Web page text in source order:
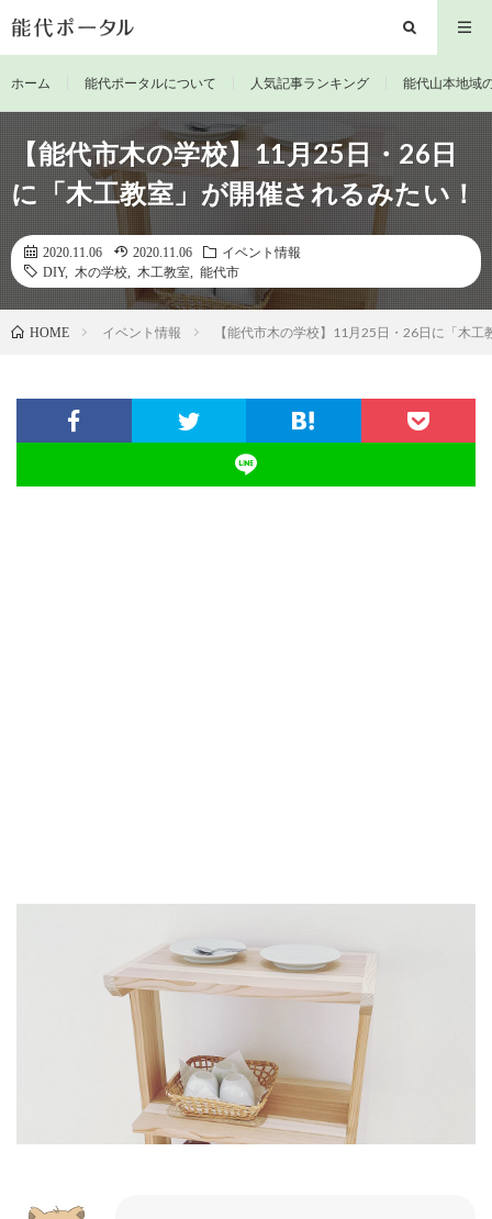
ホーム 能代ポータルについて 人気記事ランキング 能代山本地域
【能代市木の学校】11月25日・26日
に「木工教室」が開催されるみたい！
2020.11.06 2020.11.06
イベント情報
DIY, 木の学校 木工教室 能代市
HOME イベント情報 【能代市木の学校】11月25日・26日に「木